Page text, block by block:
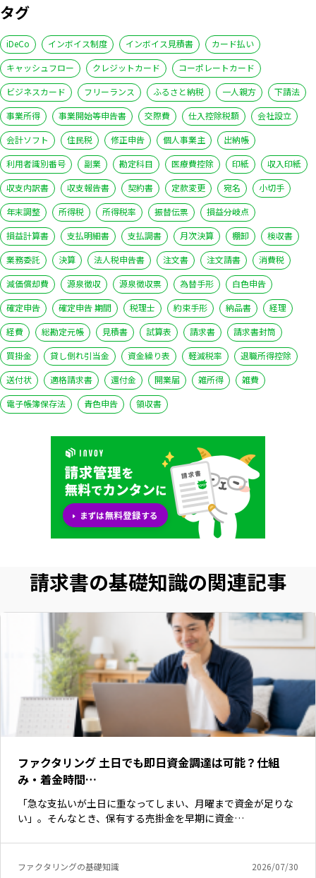
タグ
iDeCo インボイス制度 インボイス見積書
カード払い
キャッシュフロー
クレジットカード
コーポレートカード
ビジネスカード
フリーランス ふるさと納税 一人親方
下請法
事業所得
事業開始等申告書 交際費 仕入控除税額
会社設立
会計ソフト
住民税 修正申告 個人事業主
出納帳
利用者識別番号
副業 勘定科目 医療費控除 印紙
収入印紙
収支内訳書
収支報告書 契約書 定款変更 宛名
小切手
年末調整
所得税 所得税率 振替伝票
損益分岐点
損益計算書
支払明細書 支払調書 月次決算 棚卸
検収書
業務委託
決算 法人税申告書 注文書 注文請書
消費税
減価償却費
源泉徴収 源泉徴収票 為替手形
白色申告
確定申告
確定申告 期間 税理士 約束手形 納品書
経理
経費
総勘定元帳 見積書 試算表 請求書
請求書封筒
買掛金
貸し倒れ引当金 資金繰り表 軽減税率
退職所得控除
送付状
適格請求書 還付金 開業届 雑所得
雑費
電子帳簿保存法
青色申告 領収書
請求書の基礎知識の関連記事
ファクタリング 土日でも即日資金調達は可能？仕組
み・着金時間…
「急な支払いが土日に重なってしまい、月曜まで資金が足りな
い」。そんなとき、保有する売掛金を早期に資金…
ファクタリングの基礎知識 2026/07/30
いますぐ無料登録